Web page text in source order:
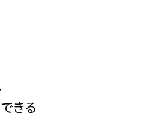
きる